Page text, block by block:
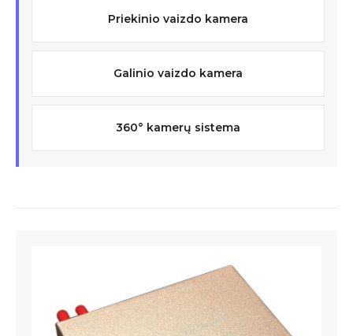
Priekinio vaizdo kamera
Galinio vaizdo kamera
360° kamerų sistema